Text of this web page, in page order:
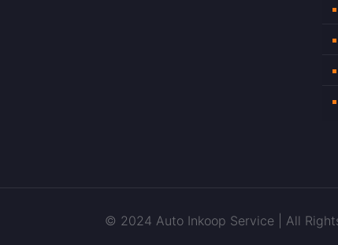
© 2024 Auto Inkoop Service | All